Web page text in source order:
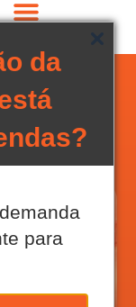
da
para